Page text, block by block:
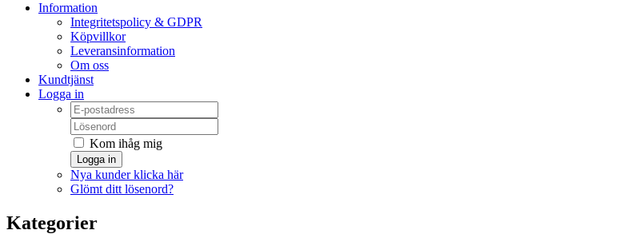
Information
Integritetspolicy & GDPR
Köpvillkor
Leveransinformation
Om oss
Kundtjänst
Logga in
Kom ihåg mig
Logga in
Nya kunder klicka här
Glömt ditt lösenord?
Kategorier